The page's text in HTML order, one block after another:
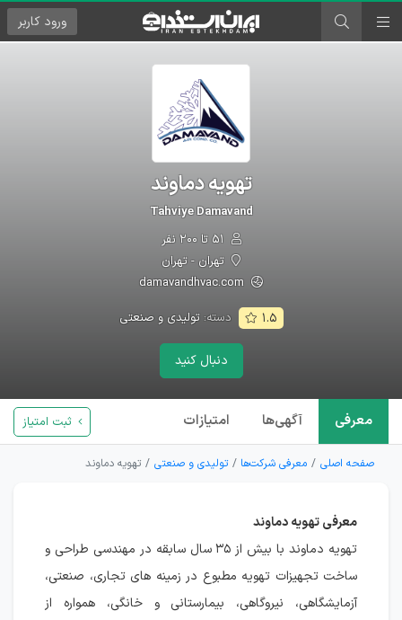
ورود کاربر
تهویه دماوند
Tahviye Damavand
تهران - تهران
۱.۵ دسته:تولیدی و صنعتی
دنبال کنید
معرفی آگهی‌ها امتیازات ثبت امتیاز
صفحه اصلی معرفی شرکت‌ها تولیدی و صنعتی تهویه دماوند
معرفی تهویه دماوند
تهویه دماوند با بیش از ۳۵ سال سابقه در مهندسی طراحی و
ساخت تجهیزات تهویه مطبوع در زمینه های تجاری، صنعتی،
آزمایشگاهی، نیروگاهی، بیمارستانی و خانگی، همواره از